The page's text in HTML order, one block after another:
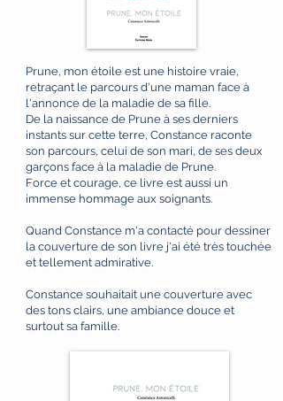
Prune, mon étoile est une histoire vraie,
retraçant le parcours d'une maman face à
l'annonce de la maladie de sa fille.
De la naissance de Prune à ses derniers
instants sur cette terre, Constance raconte
son parcours, celui de son mari, de ses deux
garçons face à la maladie de Prune.
Force et courage, ce livre est aussi un
immense hommage aux soignants.
Quand Constance m'a contacté pour dessiner
la couverture de son livre j'ai été très touchée
et tellement admirative.
Constance souhaitait une couverture avec
des tons clairs, une ambiance douce et
surtout sa famille.